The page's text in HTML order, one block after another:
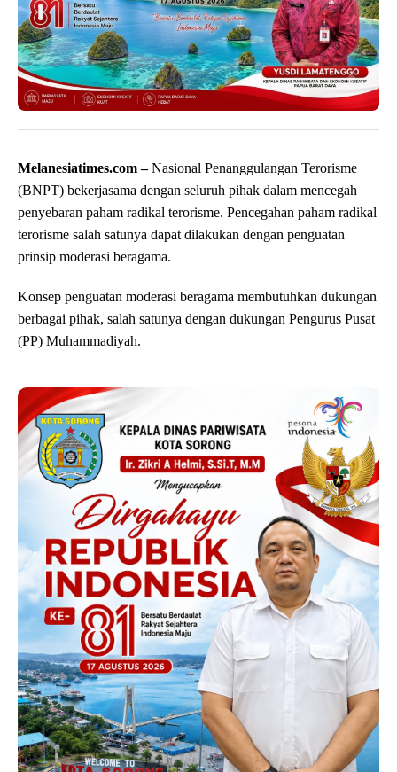
Melanesiatimes.com –Nasional Penanggulangan Terorisme
(BNPT) bekerjasama dengan seluruh pihak dalam mencegah
penyebaran paham radikal terorisme. Pencegahan paham radikal
terorisme salah satunya dapat dilakukan dengan penguatan
prinsip moderasi beragama.
Konsep penguatan moderasi beragama membutuhkan dukungan
berbagai pihak, salah satunya dengan dukungan Pengurus Pusat
(PP) Muhammadiyah.